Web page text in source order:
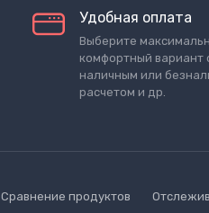
Удобная оплата
Выберите
комфортный вариант
наличным или
расчетом и др.
Сравнение продуктов